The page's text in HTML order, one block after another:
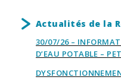
Actualités de la
30/07/26 –
D’EAU POTABLE –